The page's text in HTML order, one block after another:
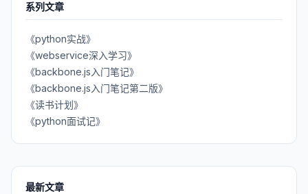
系列文章
《python实战》
《webservice深入学习》
《backbone.js入门笔记》
《backbone.js入门笔记第二版》
《读书计划》
《python面试记》
最新文章